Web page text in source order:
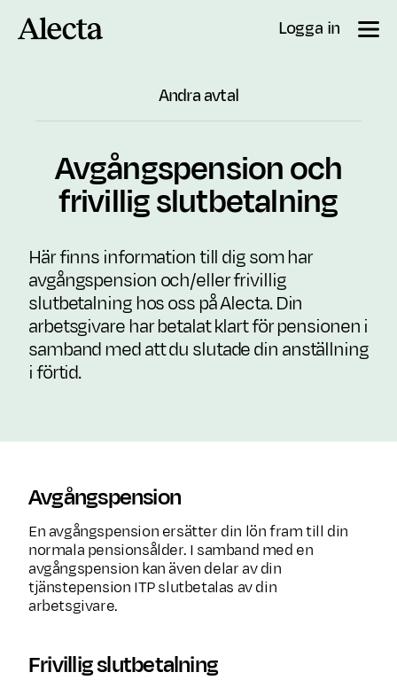
Logga in
Andra avtal
Avgångspension och
frivillig slutbetalning
Här finns information till dig som har
avgångspension och/eller frivillig
slutbetalning hos oss på Alecta. Din
arbetsgivare har betalat klart för pensionen i
samband med att du slutade din anställning
i förtid.
Avgångspension
En avgångspension ersätter din lön fram till din
normala pensionsålder. I samband med en
avgångspension kan även delar av din
tjänstepension ITP slutbetalas av din
arbetsgivare.
Frivillig slutbetalning